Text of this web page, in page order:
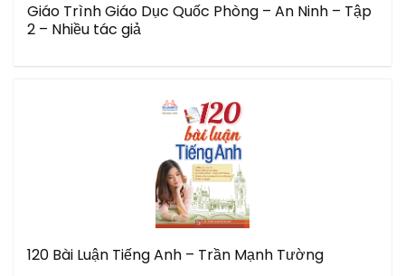
Giáo Trình Giáo Dục Quốc Phòng – An Ninh – Tập
2 – Nhiều tác giả
120 Bài Luận Tiếng Anh – Trần Mạnh Tường